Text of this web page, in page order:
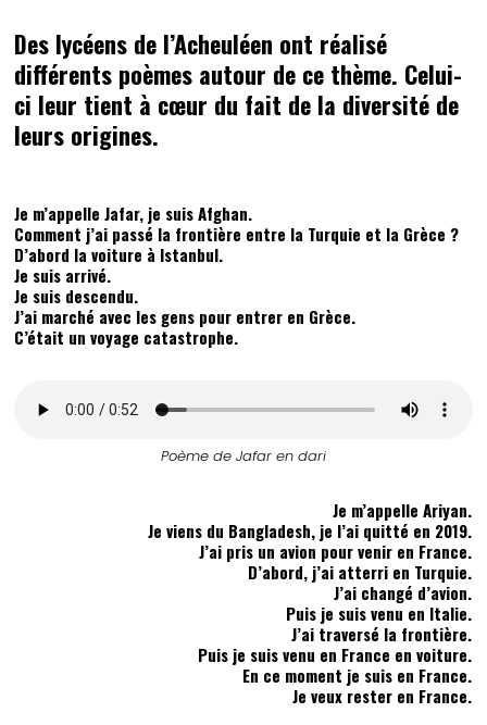
Des lycéens de l’Acheuléen ont réalisé
différents poèmes autour de ce thème. Celui-
ci leur tient à cœur du fait de la diversité de
leurs origines.
Je m’appelle Jafar, je suis Afghan.
Comment j’ai passé la frontière entre la Turquie et la Grèce ?
D’abord la voiture à Istanbul.
Je suis arrivé.
Je suis descendu.
J’ai marché avec les gens pour entrer en Grèce.
C’était un voyage catastrophe.
Poème de Jafar en dari
Je m’appelle Ariyan.
Je viens du Bangladesh, je l’ai quitté en 2019.
J’ai pris un avion pour venir en France.
D’abord, j’ai atterri en Turquie.
J’ai changé d’avion.
Puis je suis venu en Italie.
J’ai traversé la frontière.
Puis je suis venu en France en voiture.
En ce moment je suis en France.
Je veux rester en France.